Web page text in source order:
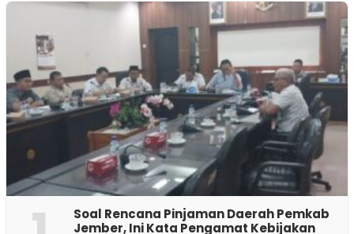
‎Soal Rencana Pinjaman Daerah Pemkab
Jember, Ini Kata Pengamat Kebijakan ‎